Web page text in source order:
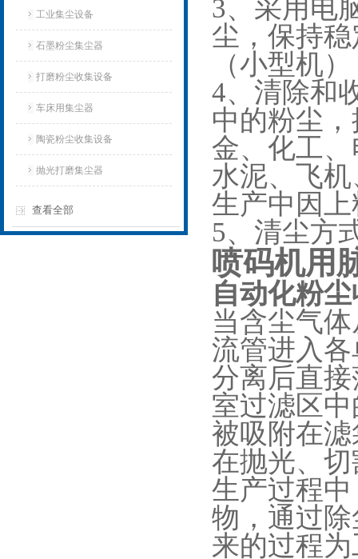
工业集尘设备
石墨粉尘集尘器
打磨粉尘收集设备
车床用集尘器
陶瓷粉尘收集设备
抛光打磨集尘器
查看全部
3、采用电
尘，保持
（小型机
4、清除和
中的粉尘
金、化工
水泥、飞
生产中因
5、清尘方
喷码机用
自动化粉
当含尘气
流管进入
分离后直
室过滤区
被吸附在
在抛光、
生产过程
物，通过
来的过程